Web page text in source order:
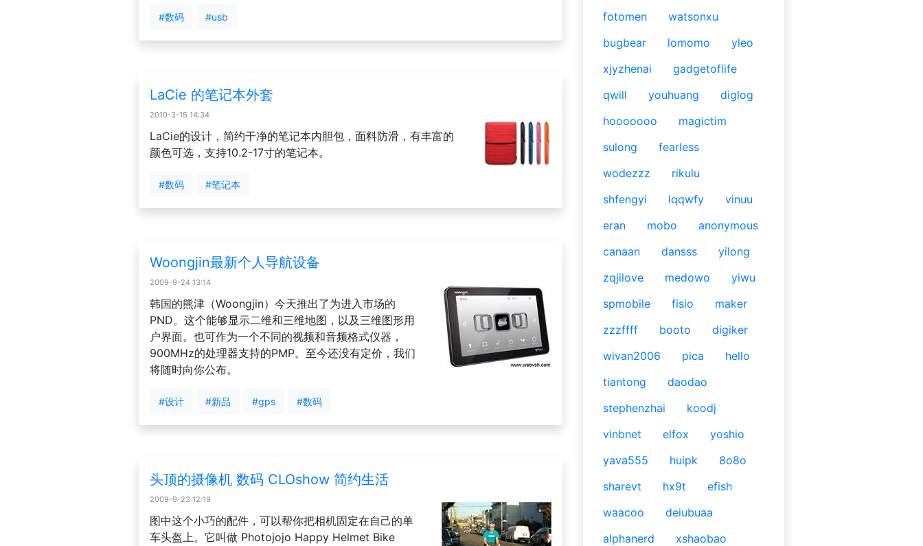
#数码 #usb
LaCie 的笔记本外套
2010-3-15 14:34
LaCie的设计，简约干净的笔记本内胆包，面料防滑，有丰富的
颜色可选，支持10.2-17寸的笔记本。
#数码 #笔记本
Woongjin最新个人导航设备
2009-9-24 13:14
韩国的熊津（Woongjin）今天推出了为进入市场的
PND。这个能够显示二维和三维地图，以及三维图形用
户界面。也可作为一个不同的视频和音频格式仪器，
900MHz的处理器支持的PMP。至今还没有定价，我们
将随时向你公布。
#设计 #新品 #gps #数码
头顶的摄像机 数码 CLOshow 简约生活
2009-9-23 12:19
图中这个小巧的配件，可以帮你把相机固定在自己的单
车头盔上。它叫做 Photojojo Happy Helmet Bike
fotomen
watsonxu
bugbear
lomomo
yleo
xjyzhenai
gadgetoflife
qwill
youhuang
diglog
hooooooo
magictim
sulong
fearless
wodezzz
rikulu
shfengyi
lqqwfy
vinuu
eran
mobo
anonymous
canaan
dansss
yilong
zqjilove
medowo
yiwu
spmobile
fisio
maker
zzzffff
booto
digiker
wivan2006
pica
hello
tiantong
daodao
stephenzhai
koodj
vinbnet
elfox
yoshio
yava555
huipk
8o8o
sharevt
hx9t
efish
waacoo
deiubuaa
alphanerd
xshaobao